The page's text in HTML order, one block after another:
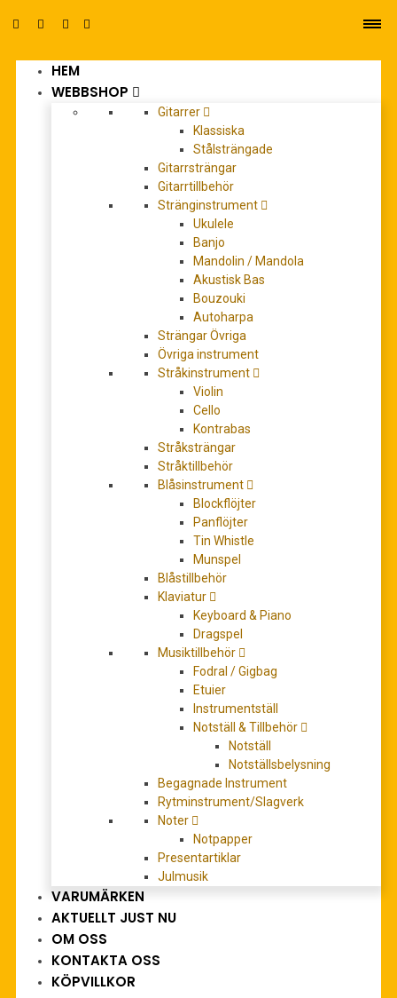
HEM
WEBBSHOP
Gitarrer
Klassiska
Stålsträngade
Gitarrsträngar
Gitarrtillbehör
Stränginstrument
Ukulele
Banjo
Mandolin / Mandola
Akustisk Bas
Bouzouki
Autoharpa
Strängar Övriga
Övriga instrument
Stråkinstrument
Violin
Cello
Kontrabas
Stråksträngar
Stråktillbehör
Blåsinstrument
Blockflöjter
Panflöjter
Tin Whistle
Munspel
Blåstillbehör
Klaviatur
Keyboard & Piano
Dragspel
Musiktillbehör
Fodral / Gigbag
Etuier
Instrumentställ
Notställ & Tillbehör
Notställ
Notställsbelysning
Begagnade Instrument
Rytminstrument/Slagverk
Noter
Notpapper
Presentartiklar
Julmusik
VARUMÄRKEN
AKTUELLT JUST NU
OM OSS
KONTAKTA OSS
KÖPVILLKOR
Tenorgitarr Ibanez AVT1-NT
310134151313
Gitarr Stålsträngad Gitarr
• Solitt lock av Sitka gran.
• Mahogny sidor och botten.
• Mahogny hals (matt finish).
• Krom Open Gear mekanik w/Butterbean knobs.
• Ibanez Advantage™ bridge pins.
• Stall och översadel av ben.
• Wooden Mosaic backstrip inlay
• Skala: 25″/634mm.
• Bredd vid sadel: 43mm.
• Bredd vid 14 band: 55mm.
• Tjocklek vid 1 band: 21mm.
• Tjocklek vid 7 band: 22mm.
• Radius: 400mmR.